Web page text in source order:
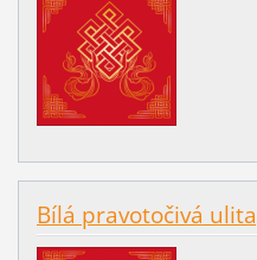
Bílá pravotočivá